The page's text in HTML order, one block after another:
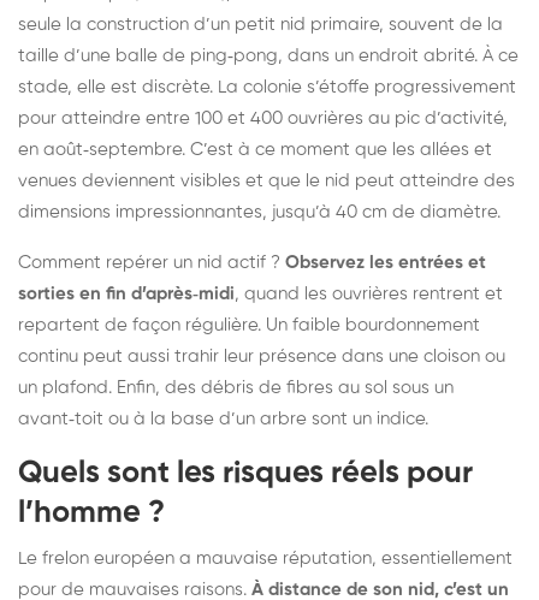
seule la construction d’un petit nid primaire, souvent de la
taille d’une balle de ping‑pong, dans un endroit abrité. À ce
stade, elle est discrète. La colonie s’étoffe progressivement
pour atteindre entre 100 et 400 ouvrières au pic d’activité,
en août‑septembre. C’est à ce moment que les allées et
venues deviennent visibles et que le nid peut atteindre des
dimensions impressionnantes, jusqu’à 40 cm de diamètre.
Comment repérer un nid actif ? Observez les entrées et
sorties en fin d’après‑midi, quand les ouvrières rentrent et
repartent de façon régulière. Un faible bourdonnement
continu peut aussi trahir leur présence dans une cloison ou
un plafond. Enfin, des débris de fibres au sol sous un
avant‑toit ou à la base d’un arbre sont un indice.
Quels sont les risques réels pour
l’homme ?
Le frelon européen a mauvaise réputation, essentiellement
pour de mauvaises raisons. À distance de son nid, c’est un